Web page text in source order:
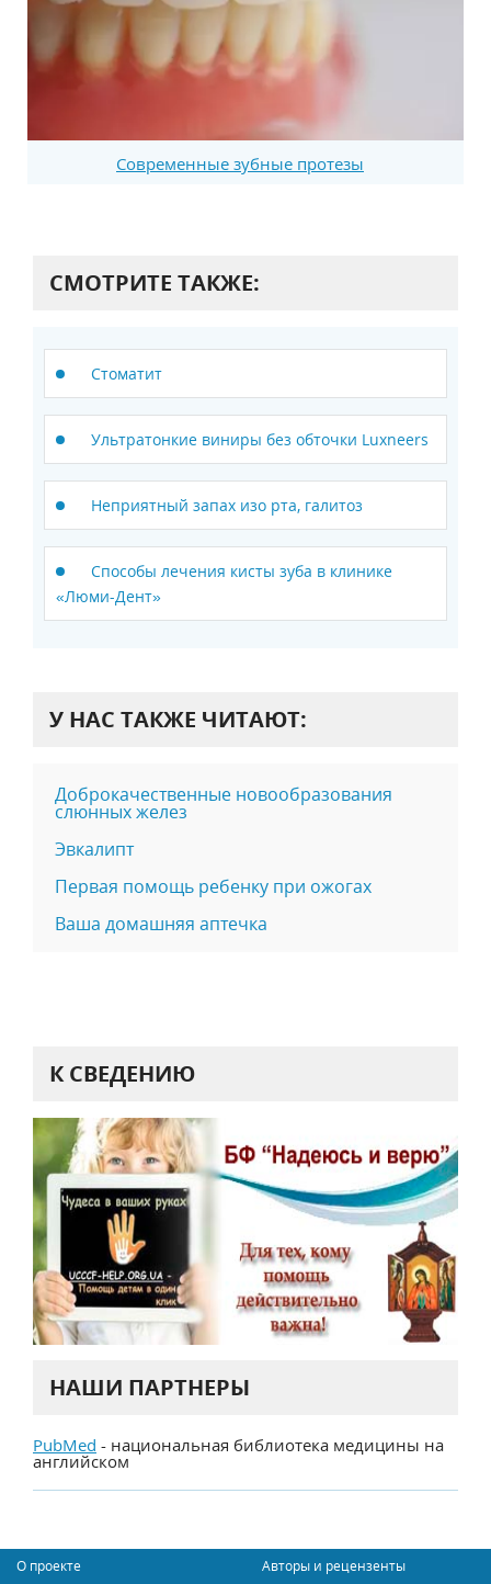
Современные зубные протезы
СМОТРИТЕ ТАКЖЕ:
Стоматит
Ультратонкие виниры без обточки Luxneers
Неприятный запах изо рта, галитоз
Способы лечения кисты зуба в клинике
«Люми-Дент»
У НАС ТАКЖЕ ЧИТАЮТ:
Доброкачественные новообразования
слюнных желез
Эвкалипт
Первая помощь ребенку при ожогах
Ваша домашняя аптечка
К СВЕДЕНИЮ
НАШИ ПАРТНЕРЫ
PubMed - национальная библиотека медицины на
английском
О проекте
Авторы и рецензенты